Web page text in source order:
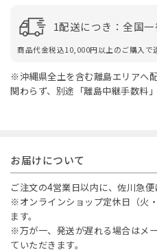
1配送につき：全国
商品代金税込10,000円以上のご購入で
※沖縄県全土を含む離島エリアへ
関わらず、別途「離島中継手数料」
お届けについて
ご注文の4営業日以内に、佐川急便
※オンラインショップ定休日（火
ます。
※万が一、発送が遅れる場合はメ
ていただきます。